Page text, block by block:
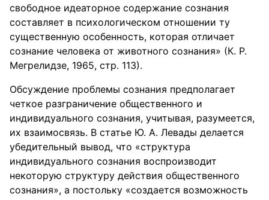
свободное идеаторное содержание сознания
составляет в психологическом отношении ту
существенную особенность, которая отличает
сознание человека от животного сознания» (К. Р.
Мегрелидзе, 1965, стр. 113).
Обсуждение проблемы сознания предполагает
четкое разграничение общественного и
индивидуального сознания, учитывая, разумеется,
их взаимосвязь. В статье Ю. А. Левады делается
убедительный вывод, что «структура
индивидуального сознания воспроизводит
некоторую структуру действия общественного
сознания», а постольку «создается возможность